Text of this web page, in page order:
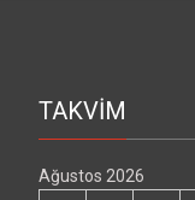
TAKVİM
Ağustos 2026